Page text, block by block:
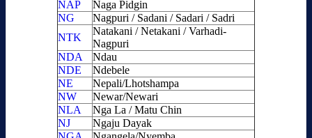
NAP
Naga Pidgin
NG
Nagpuri / Sadani / Sadari / Sadri
NTK
Natakani / Netakani / Varhadi-
Nagpuri
NDA
Ndau
NDE
Ndebele
NE
Nepali/Lhotshampa
NW
Newar/Newari
NLA
Nga La / Matu Chin
NJ
Ngaju Dayak